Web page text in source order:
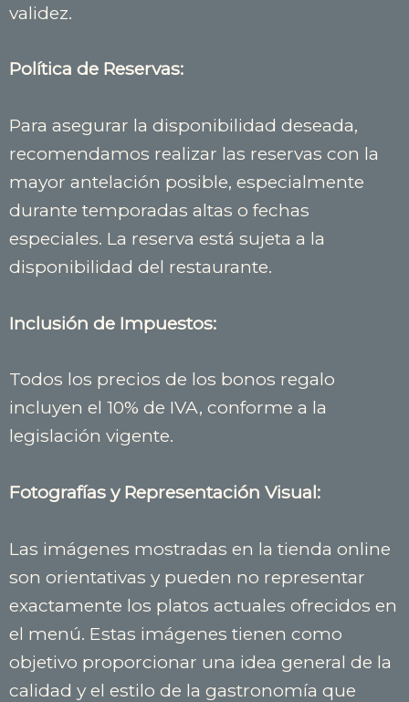
validez.
Política de Reservas:
Para asegurar la disponibilidad deseada,
recomendamos realizar las reservas con la
mayor antelación posible, especialmente
durante temporadas altas o fechas
especiales. La reserva está sujeta a la
disponibilidad del restaurante.
Inclusión de Impuestos:
Todos los precios de los bonos regalo
incluyen el 10% de IVA, conforme a la
legislación vigente.
Fotografías y Representación Visual:
Las imágenes mostradas en la tienda online
son orientativas y pueden no representar
exactamente los platos actuales ofrecidos en
el menú. Estas imágenes tienen como
objetivo proporcionar una idea general de la
calidad y el estilo de la gastronomía que